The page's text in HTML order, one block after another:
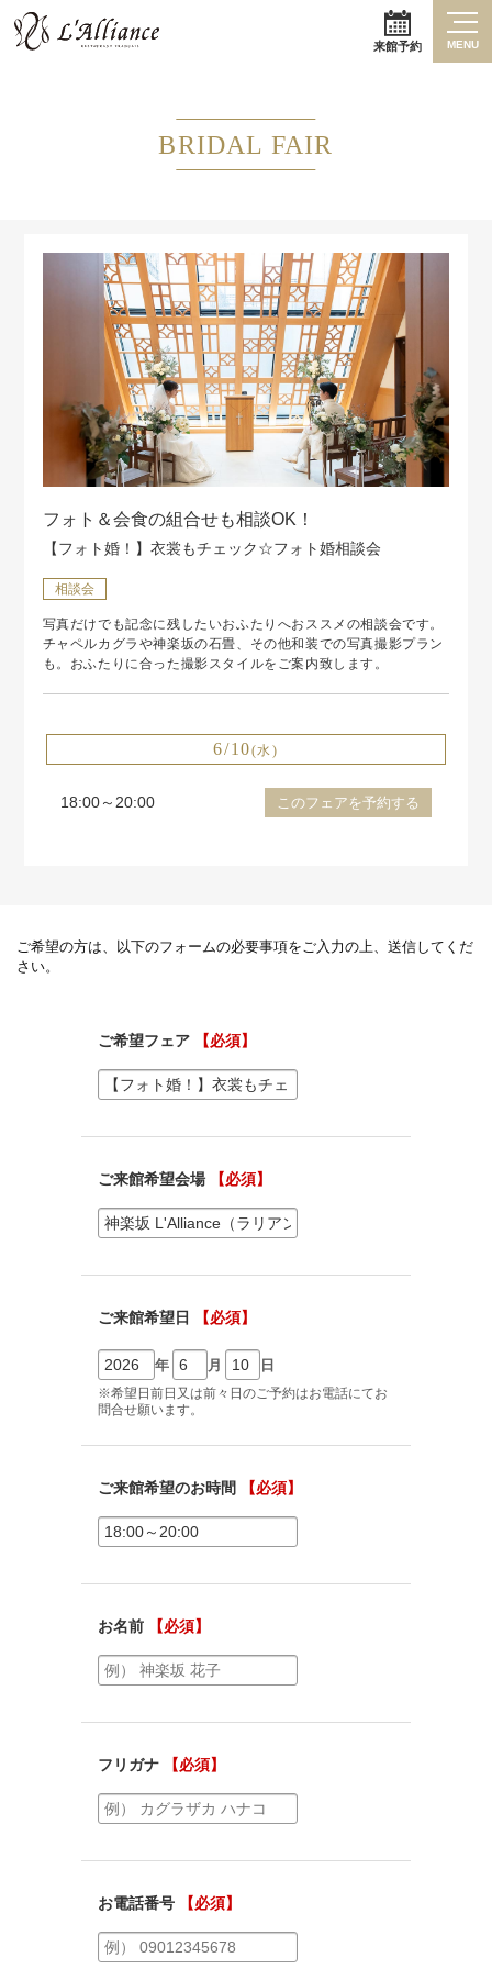
来館予約 MENU
BRIDAL FAIR
フォト＆会食の組合せも相談OK！
【フォト婚！】衣裳もチェック☆フォト婚相談会
相談会
写真だけでも記念に残したいおふたりへおススメの相談会です。
チャペルカグラや神楽坂の石畳、その他和装での写真撮影プラン
も。おふたりに合った撮影スタイルをご案内致します。
6/10(水)
18:00～20:00 このフェアを予約する